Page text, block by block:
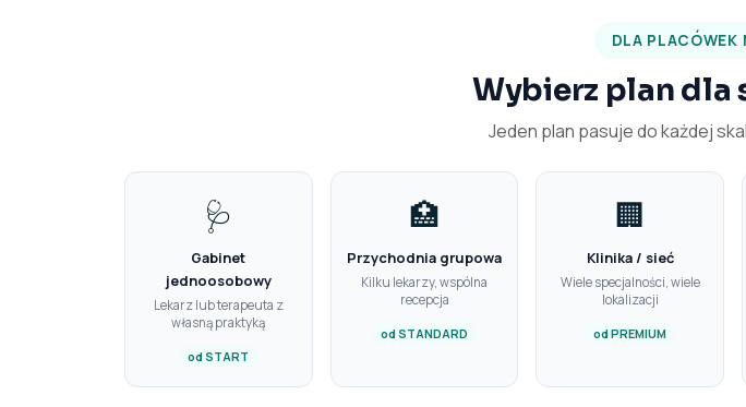
DLA PLACÓWEK
Wybierz plan
Jeden plan pasuje do każdej
🩺
Gabinet
jednoosobowy
Lekarz lub terapeuta z
własną praktyką
od START
🏥
Przychodnia grupowa
Kilku lekarzy, wspólna
recepcja
od STANDARD
🏢
Klinika / sieć
Wiele specjalności, wiele
lokalizacji
od PREMIUM